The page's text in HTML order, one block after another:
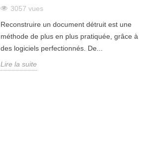
3057 vues
Reconstruire un document détruit est une
méthode de plus en plus pratiquée, grâce à
des logiciels perfectionnés. De...
Lire la suite